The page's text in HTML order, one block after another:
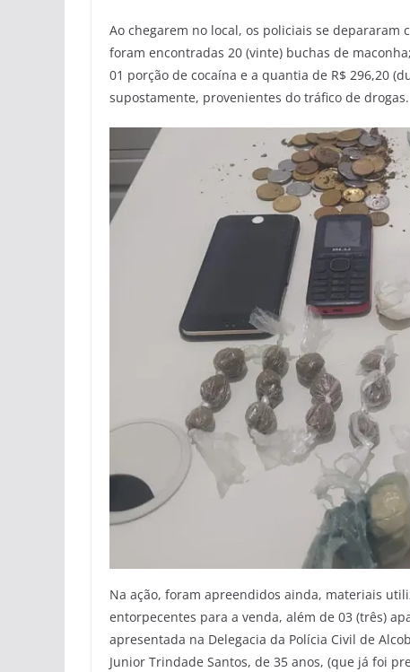
Ao chegarem no local, os policiais se
foram encontradas 20 (vinte) buchas de
01 porção de cocaína e a quantia de R$ 296,20
supostamente, provenientes do tráfico de drogas.
Na ação, foram apreendidos ainda, materiais
entorpecentes para a venda, além de 03 (três)
apresentada na Delegacia da Polícia Civil de
Junior Trindade Santos, de 35 anos, (que já foi